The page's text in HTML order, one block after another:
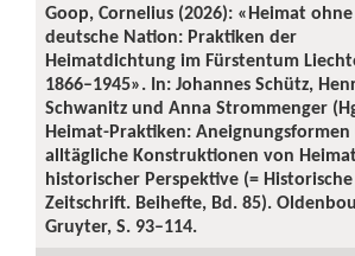
Goop, Cornelius (2026): «Heimat ohne
deutsche Nation: Praktiken der
Heimatdichtung im Fürstentum
1866–1945». In: Johannes Schütz,
Schwanitz und Anna Strommenger
Heimat-Praktiken: Aneignungsformen
alltägliche Konstruktionen von
historischer Perspektive (= Historische
Zeitschrift. Beihefte, Bd. 85).
Gruyter, S. 93–114.